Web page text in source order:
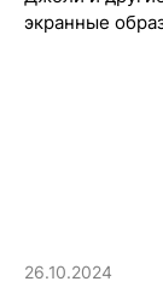
26.10.2024